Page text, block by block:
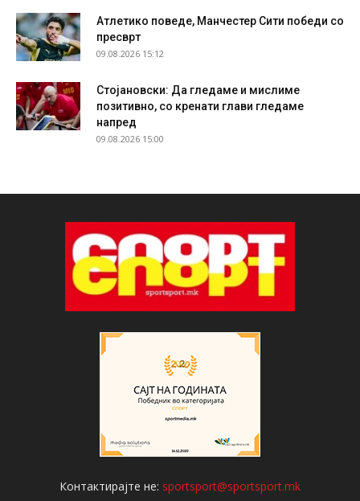
Атлетико поведе, Манчестер Сити победи со
пресврт
09.08.2026 15:12
Стојановски: Да гледаме и мислиме
позитивно, со кренати глави гледаме
напред
09.08.2026 15:00
Контактирајте не: sportsport@sportsport.mk